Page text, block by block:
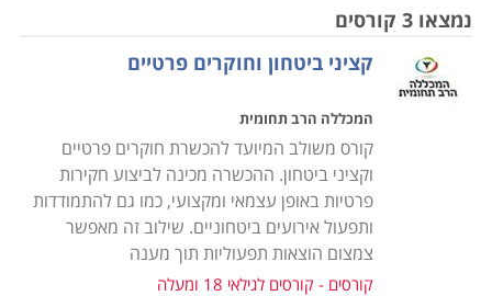
נוספים. לכן, היכולת של קצין הביטחון להשרות שלווה על
הסובבים אותו היא קריטית לעבודתו, ותלויה רבות בידע
ובכלים העומדים לרשותו.
קורס קציני ביטחון מיועד לאנשים העוסקים באבטחה, בין
שמדובר באבטחת מוסדות, אבטחת קבוצות או אבטחת
אישים. אלו נדרשים לכישורים גבוהים ומיוחדים בתחום.
במרבית המקרים, הם מגיעים מרקע צבאי עשיר ביחידות
צבאיות קרביות, יחידות מיוחדות, ותפקידי קצונה ביחידות
שדה. לחילופין, יכולים קציני בטחון להגיע מרקע של עבודות
נמצאו 3 קורסים
קציני ביטחון וחוקרים פרטיים
המכללה הרב תחומית
קורס משולב המיועד להכשרת חוקרים פרטיים
וקציני ביטחון. ההכשרה מכינה לביצוע חקירות
פרטיות באופן עצמאי ומקצועי, כמו גם להתמודדות
ותפעול אירועים ביטחוניים. שילוב זה מאפשר
צמצום הוצאות תפעוליות תוך מענה
קורסים - קורסים לגילאי 18 ומעלה